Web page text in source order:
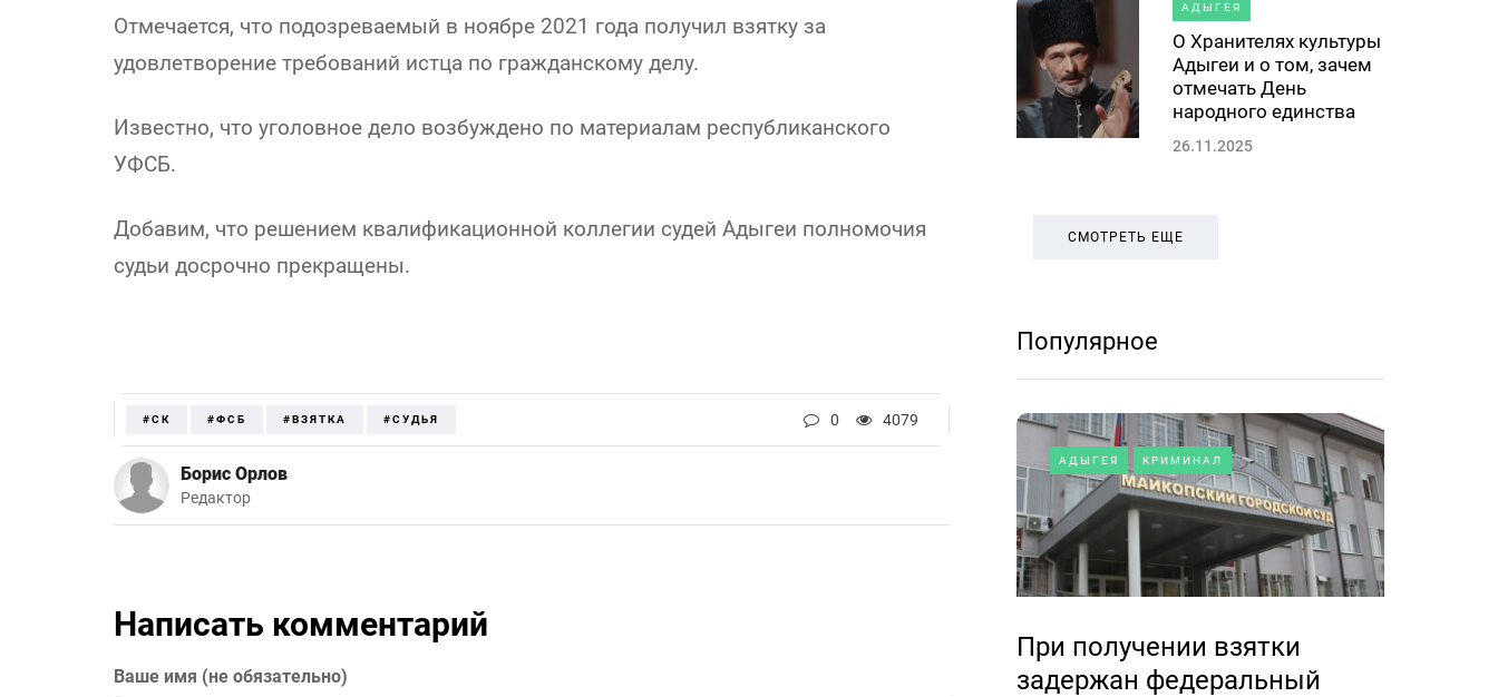
Отмечается, что подозреваемый в ноябре 2021 года получил взятку за
удовлетворение требований истца по гражданскому делу.
Известно, что уголовное дело возбуждено по материалам республиканского
УФСБ.
Добавим, что решением квалификационной коллегии судей Адыгеи полномочия
судьи досрочно прекращены.
#СК #ФСБ #ВЗЯТКА #СУДЬЯ 0 4079
Борис Орлов
Редактор
Написать комментарий
Ваше имя (не обязательно)
АДЫГЕЯ
О Хранителях культуры
Адыгеи и о том, зачем
отмечать День
народного единства
26.11.2025
СМОТРЕТЬ ЕЩЕ
Популярное
АДЫГЕЯ КРИМИНАЛ
При получении взятки
задержан федеральный